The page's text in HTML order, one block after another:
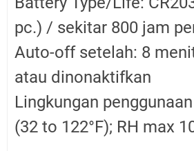
pc.) / sekitar 800 jam
Auto-off setelah: 8
atau dinonaktifkan
Lingkungan
(32 to 122°F); RH max